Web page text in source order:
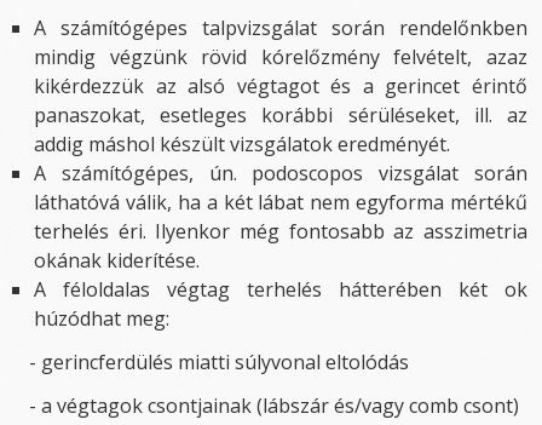
A számítógépes talpvizsgálat során rendelőnkben
mindig végzünk rövid kórelőzmény felvételt, azaz
kikérdezzük az alsó végtagot és a gerincet érintő
panaszokat, esetleges korábbi sérüléseket, ill. az
addig máshol készült vizsgálatok eredményét.
A számítógépes, ún. podoscopos vizsgálat során
láthatóvá válik, ha a két lábat nem egyforma mértékű
terhelés éri. Ilyenkor még fontosabb az asszimetria
okának kiderítése.
A féloldalas végtag terhelés hátterében két ok
húzódhat meg:
- gerincferdülés miatti súlyvonal eltolódás
- a végtagok csontjainak (lábszár és/vagy comb csont)